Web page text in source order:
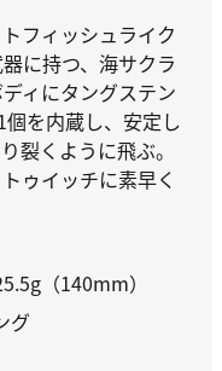
フィッシュライク
に持つ、海サクラ
ィにタングステン
を内蔵し、安定し
裂くように飛ぶ。
ゥイッチに素早く
（140mm）
グ